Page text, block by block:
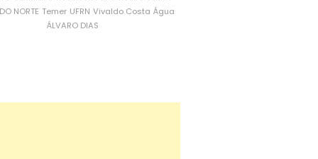
NORTE Temer UFRN Vivaldo Costa Água
ÁLVARO DIAS